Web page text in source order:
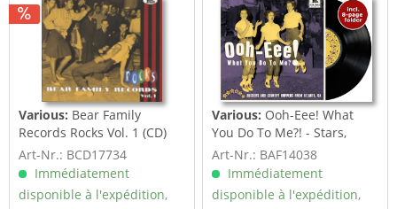
Various: Bear Family
Records Rocks Vol. 1 (CD)
Art-Nr.: BCD17734
Immédiatement
disponible à l'expédition,
Various: Ooh-Eee! What
You Do To Me?! - Stars,
Inc....
Art-Nr.: BAF14038
Immédiatement
disponible à l'expédition,